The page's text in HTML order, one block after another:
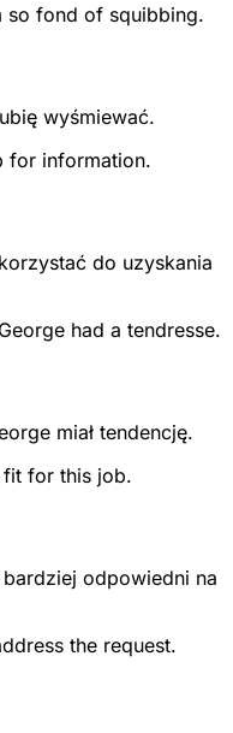
so fond of squibbing.
wyśmiewać.
for information.
do uzyskania
had a tendresse.
miał tendencję.
fit for this job.
odpowiedni na
the request.